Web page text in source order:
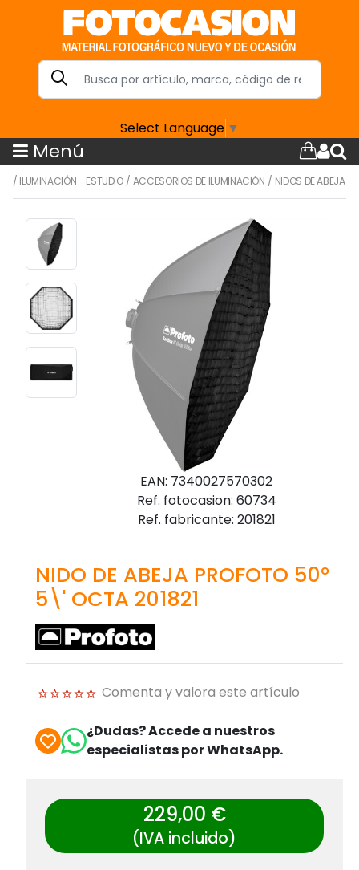
Select Language ▼
Menú
/ ILUMINACIÓN - ESTUDIO/ ACCESORIOS DE ILUMINACIÓN / NIDOS DE ABEJA
EAN: 7340027570302
Ref. fotocasion: 60734
Ref. fabricante: 201821
NIDO DE ABEJA PROFOTO 50°
5\' OCTA 201821
Comenta y valora este artículo
¿Dudas? Accede a nuestros
especialistas por WhatsApp.
229,00 €
(IVA incluido)